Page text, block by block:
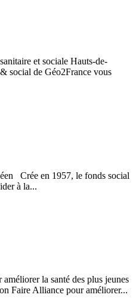
et sociale Hauts-de-
social de Géo2France vous
Crée en 1957, le fonds social
à la...
la santé des plus jeunes
Faire Alliance pour améliorer...